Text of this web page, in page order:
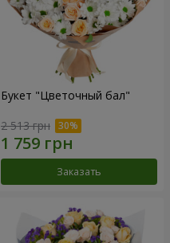
Букет "Цветочный бал"
2 513 грн
Заказать